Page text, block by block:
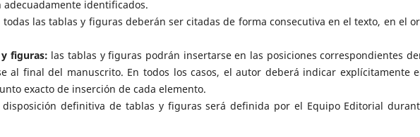
adecuadamente identificados.
todas las tablas y figuras deberán ser citadas de forma consecutiva en el texto, en el
figuras: las tablas y figuras podrán insertarse en las posiciones correspondientes
al final del manuscrito. En todos los casos, el autor deberá indicar explícitamente
exacto de inserción de cada elemento.
disposición definitiva de tablas y figuras será definida por el Equipo Editorial